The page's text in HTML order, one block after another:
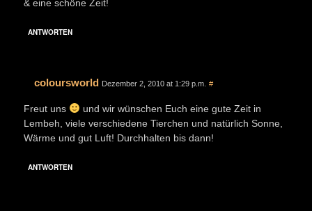
& eine schöne Zeit!
ANTWORTEN
coloursworld Dezember 2, 2010 at 1:29 p.m. #
Freut uns
und wir wünschen Euch eine gute Zeit in
Lembeh, viele verschiedene Tierchen und natürlich Sonne,
Wärme und gut Luft! Durchhalten bis dann!
ANTWORTEN